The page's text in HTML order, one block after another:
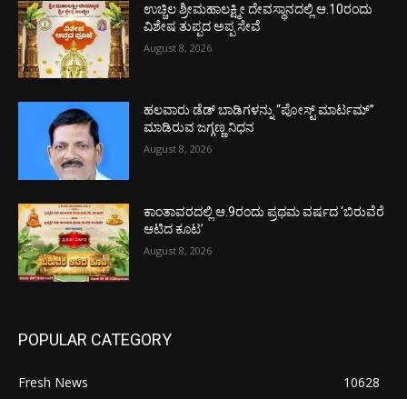
ಉಚ್ಚಿಲ ಶ್ರೀಮಹಾಲಕ್ಷ್ಮೀ ದೇವಸ್ಥಾನದಲ್ಲಿ ಆ.10ರಂದು
ವಿಶೇಷ ತುಪ್ಪದ ಅಪ್ಪ ಸೇವೆ
August 8, 2026
ಹಲವಾರು ಡೆಡ್ ಬಾಡಿಗಳನ್ನು “ಪೋಸ್ಟ್ ಮಾರ್ಟಮ್”
ಮಾಡಿರುವ ಜಗ್ಗಣ್ಣ ನಿಧನ
August 8, 2026
ಕಾಂತಾವರದಲ್ಲಿ ಆ.9ರಂದು ಪ್ರಥಮ ವರ್ಷದ ‘ಬಿರುವೆರೆ
ಆಟಿದ ಕೂಟ’
August 8, 2026
POPULAR CATEGORY
Fresh News
10628